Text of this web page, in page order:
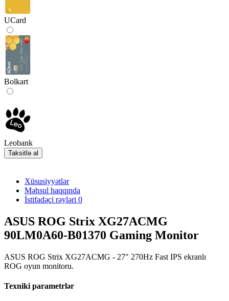
UCard
Bolkart
Leobank
Taksitlə al
Xüsusiyyətlər
Məhsul haqqında
İstifadəçi rəyləri 0
ASUS ROG Strix XG27ACMG
90LM0A60-B01370 Gaming Monitor
ASUS ROG Strix XG27ACMG - 27" 270Hz Fast IPS ekranlı
ROG oyun monitoru.
Texniki parametrlər